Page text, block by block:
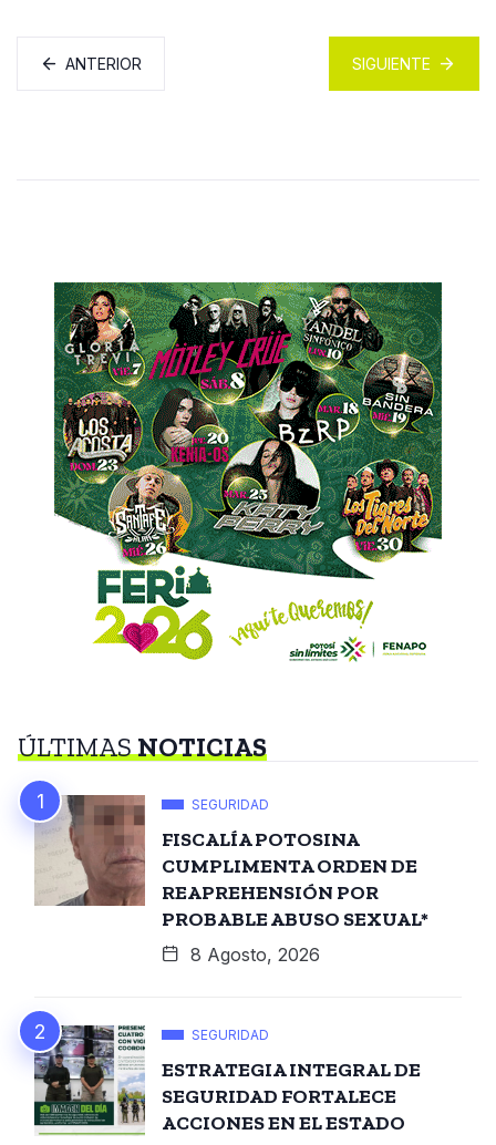
ANTERIOR SIGUIENTE
ÚLTIMASNOTICIAS
SEGURIDAD
FISCALÍA POTOSINA
CUMPLIMENTA ORDEN DE
REAPREHENSIÓN POR
PROBABLE ABUSO SEXUAL*
8 Agosto, 2026
SEGURIDAD
ESTRATEGIA INTEGRAL DE
SEGURIDAD FORTALECE
ACCIONES EN EL ESTADO